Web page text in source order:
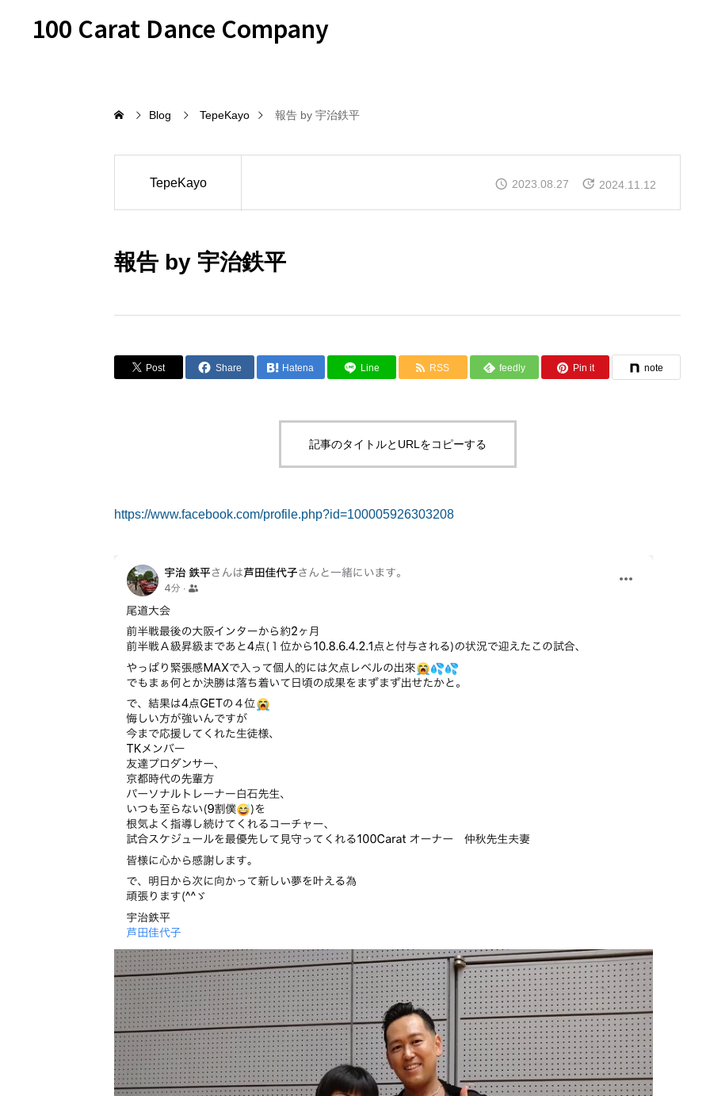
100 Carat Dance Company
Top
Blog TepeKayo 報告 by 宇治鉄平
TepeKayo 2023.08.27 2024.11.12
報告 by 宇治鉄平
Post Share Hatena Line RSS feedly Pin it note
記事のタイトルとURLをコピーする
https://www.facebook.com/profile.php?id=100005926303208